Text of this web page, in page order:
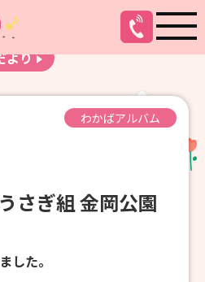
ルバム
より
わかばアルバム
さぎ組 金岡公園
した。